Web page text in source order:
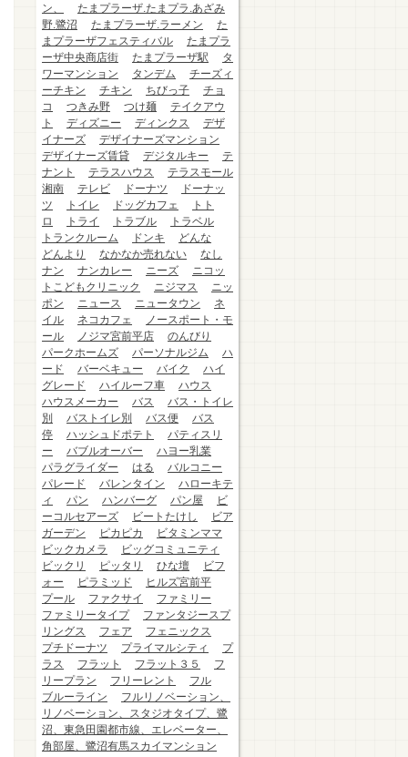
ン、
たまプラーザ.たまプラ.あざみ
野.鷺沼
たまプラーザ.ラーメン
た
まプラーザフェスティバル
たまプラ
ーザ中央商店街
たまプラーザ駅
タ
ワーマンション
タンデム
チーズィ
ーチキン
チキン ちびっ子
チョ
コ
つきみ野 つけ麺
テイクアウ
ト
ディズニー ディンクス
デザ
イナーズ
デザイナーズマンション
デザイナーズ賃貸
デジタルキー
テ
ナント
テラスハウス
テラスモール
湘南
テレビ ドーナツ
ドーナッ
ツ
トイレ ドッグカフェ
トト
ロ
トライ トラブル
トラベル
トランクルーム
ドンキ
どんな
どんより
なかなか売れない
なし
ナン
ナンカレー ニーズ
ニコッ
トこどもクリニック
ニジマス
ニッ
ポン
ニュース ニュータウン
ネ
イル
ネコカフェ
ノースポート・モ
ール
ノジマ宮前平店
のんびり
パークホームズ
パーソナルジム
ハ
ード
バーベキュー バイク
ハイ
グレード
ハイルーフ車
ハウス
ハウスメーカー
バス
バス・トイレ
別
バストイレ別 バス便
バス
停
ハッシュドポテト
パティスリ
ー
バブルオーバー
ハヨー乳業
パラグライダー
はる
バルコニー
パレード
バレンタイン
ハローキテ
ィ
パン ハンバーグ パン屋
ビ
ーコルセアーズ
ビートたけし
ビア
ガーデン
ピカピカ
ビタミンママ
ビックカメラ
ビッグコミュニティ
ビックリ
ピッタリ ひな壇
ビフ
ォー
ピラミッド
ヒルズ宮前平
プール
ファクサイ
ファミリー
ファミリータイプ
ファンタジースプ
リングス
フェア
フェニックス
プチドーナツ
プライマルシティ
プ
ラス
フラット フラット３５
フ
リープラン
フリーレント
フル
ブルーライン
フルリノベーション、
リノベーション、スタジオタイプ、鷺
沼、東急田園都市線、エレベーター、
角部屋、鷺沼有馬スカイマンション